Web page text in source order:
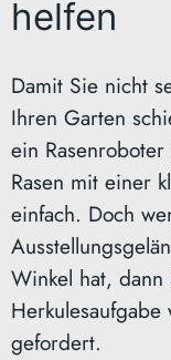
helfen
Damit Sie nicht
Ihren Garten
ein
Rasen mit einer
einfach. Doch
Winkel hat, dann
gefordert.